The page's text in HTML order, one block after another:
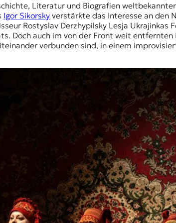
Literatur und Biografien
Igor Sikorsky verstärkte das Interesse an den
Rostyslav Derzhypilsky Lesja Ukrajinkas
Doch auch im von der Front weit
verbunden sind, in einem